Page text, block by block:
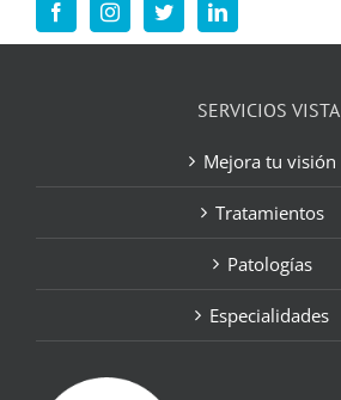
SERVICIOS VISTA
Mejora tu visión
Tratamientos
Patologías
Especialidades